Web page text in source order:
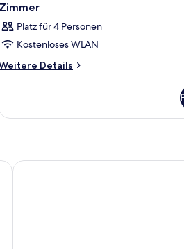
Zimmer
Platz für 4 Personen
Kostenloses WLAN
Weitere Details
Weitere
Maldron Hotel Brighton City